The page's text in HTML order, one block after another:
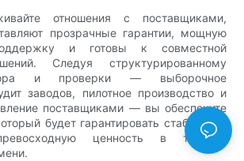
отношения с поставщиками,
прозрачные гарантии, мощную
и готовы к совместной
Следуя структурированному
и проверки — выборочное
заводов, пилотное производство и
поставщиками — вы обеспечите
будет гарантировать стабильное
ценность в течение